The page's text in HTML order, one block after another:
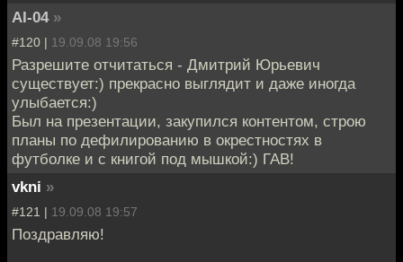
AI-04 »
#120 | 19.09.08 19:56
Разрешите отчитаться - Дмитрий Юрьевич
существует:) прекрасно выглядит и даже иногда
улыбается:)
Был на презентации, закупился контентом, строю
планы по дефилированию в окрестностях в
футболке и с книгой под мышкой:) ГАВ!
vkni »
#121 | 19.09.08 19:57
Поздравляю!